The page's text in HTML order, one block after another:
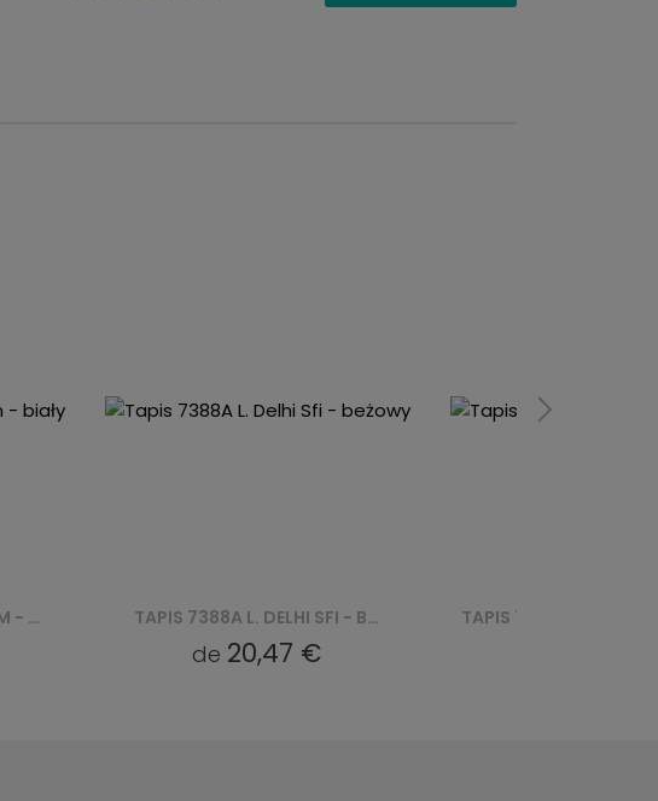
TAPIS 7388A L. DELHI SFI - BEŻOWY
20,47 €